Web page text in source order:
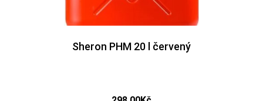
Sheron PHM 20 l červený